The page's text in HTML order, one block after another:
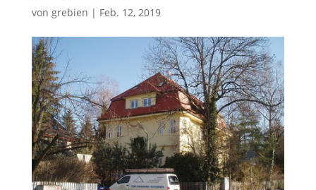
von grebien | Feb. 12, 2019